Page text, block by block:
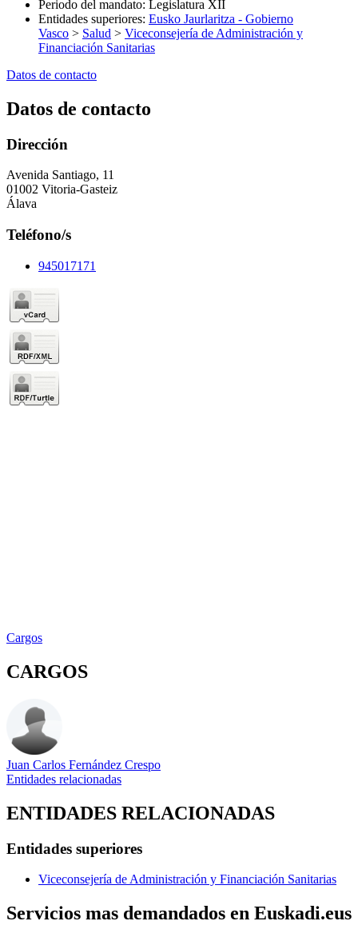
Periodo del mandato: Legislatura XII
Entidades superiores: Eusko Jaurlaritza - Gobierno
Vasco > Salud > Viceconsejería de Administración y
Financiación Sanitarias
Datos de contacto
Datos de contacto
Dirección
Avenida Santiago, 11
01002 Vitoria-Gasteiz
Álava
Teléfono/s
945017171
Cargos
CARGOS
Juan Carlos Fernández Crespo
Entidades relacionadas
ENTIDADES RELACIONADAS
Entidades superiores
Viceconsejería de Administración y Financiación Sanitarias
Servicios mas demandados en Euskadi.eus